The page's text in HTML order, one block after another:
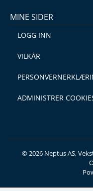
MINE SIDER
LOGG INN
VILKÅR
ADMINISTRER
© 2026 Neptus AS,